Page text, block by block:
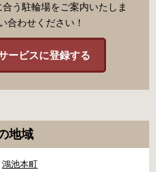
う駐輪場をご案内いたしま
合わせください！
ービスに登録する
地域
鴻池本町